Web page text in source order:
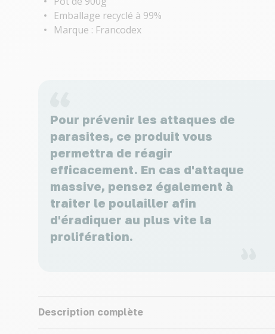
Emballage recyclé à 99%
Marque : Francodex
Pour prévenir les attaques de
parasites, ce produit vous
permettra de réagir
efficacement. En cas d'attaque
massive, pensez également à
traiter le poulailler afin
d'éradiquer au plus vite la
prolifération.
Description complète